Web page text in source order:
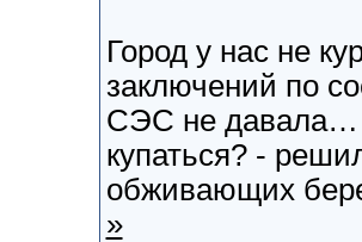
Город у нас не
заключений по
СЭС не давала…
купаться? -
обживающих
»